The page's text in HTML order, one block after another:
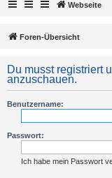
Webseite
Foren-Übersicht
Du musst registriert
anzuschauen.
Benutzername:
Passwort:
Ich habe mein Passwort